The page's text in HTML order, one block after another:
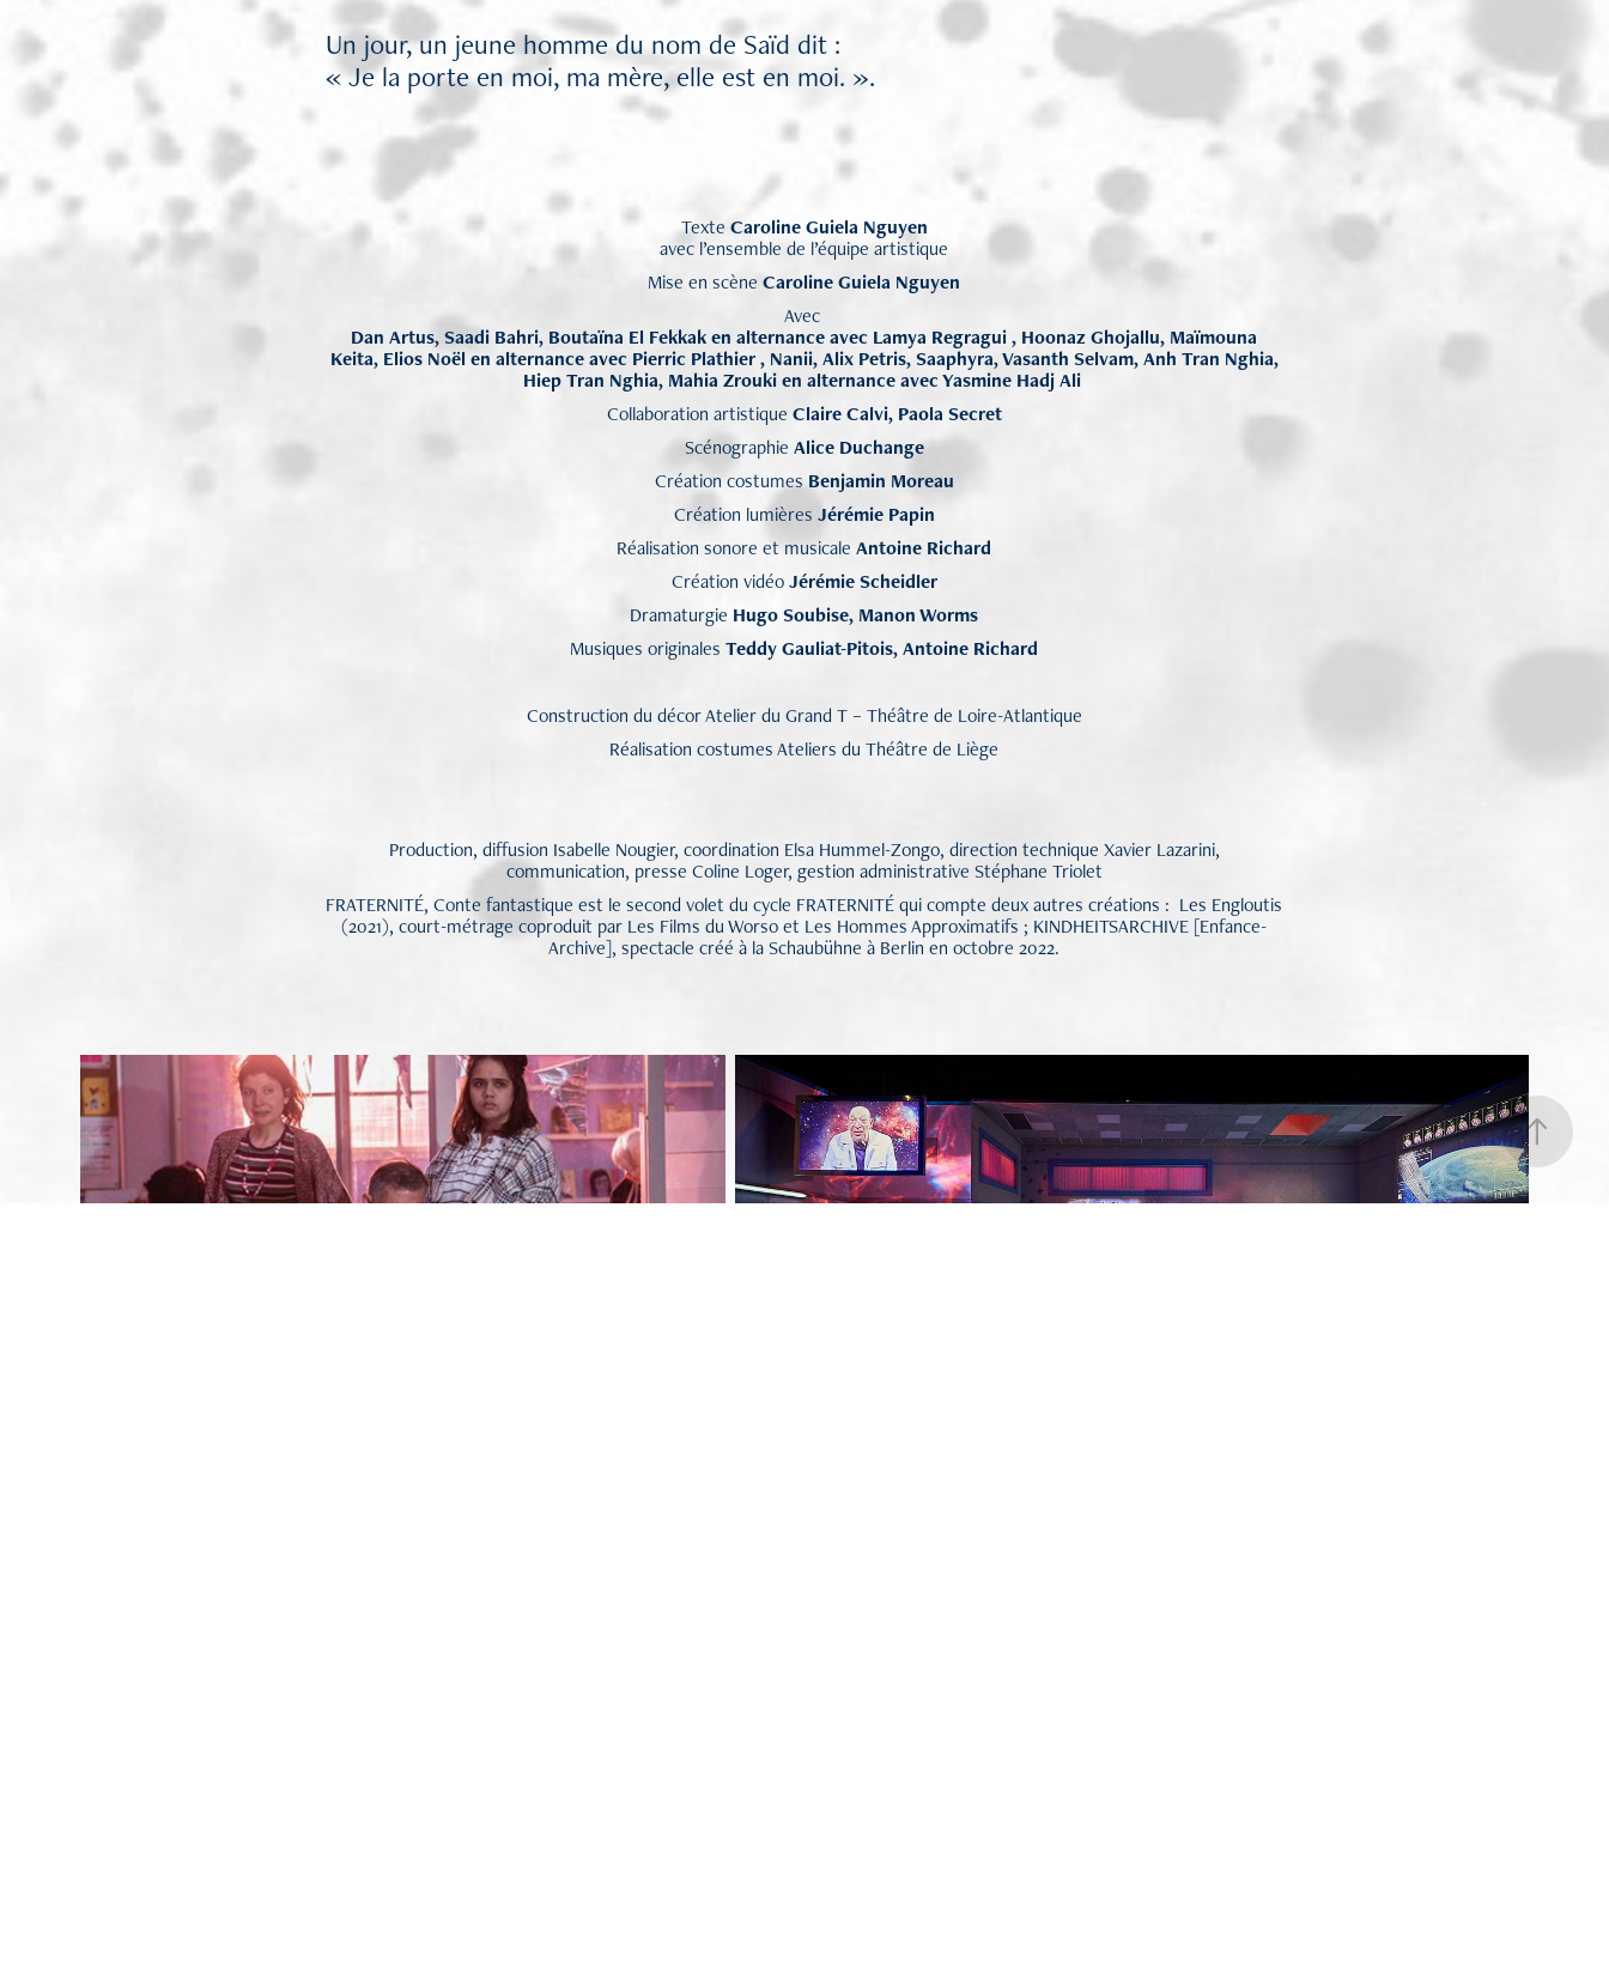
Un jour, un jeune homme du nom de Saïd dit :
« Je la porte en moi, ma mère, elle est en moi. ».
Texte Caroline Guiela Nguyen
avec l’ensemble de l’équipe artistique
Mise en scèneCaroline Guiela Nguyen
Avec
Dan Artus, Saadi Bahri, Boutaïna El Fekkak en alternance avec Lamya Regragui , Hoonaz Ghojallu, Maïmouna
Keita, Elios Noël en alternance avec Pierric Plathier , Nanii, Alix Petris, Saaphyra, Vasanth Selvam, Anh Tran Nghia,
Hiep Tran Nghia, Mahia Zrouki en alternance avec Yasmine Hadj Ali
Collaboration artistique Claire Calvi, Paola Secret
Scénographie Alice Duchange
Création costumes Benjamin Moreau
Création lumières Jérémie Papin
Réalisation sonore et musicaleAntoine Richard
Création vidéoJérémie Scheidler
Dramaturgie Hugo Soubise, Manon Worms
Musiques originalesTeddy Gauliat-Pitois, Antoine Richard
Construction du décor Atelier du Grand T – Théâtre de Loire-Atlantique
Réalisation costumes Ateliers du Théâtre de Liège
Production, diffusion Isabelle Nougier, coordination Elsa Hummel-Zongo, direction technique Xavier Lazarini,
communication, presse Coline Loger, gestion administrative Stéphane Triolet
FRATERNITÉ, Conte fantastique est le second volet du cycle FRATERNITÉ qui compte deux autres créations : Les Engloutis
(2021), court-métrage coproduit par Les Films du Worso et Les Hommes Approximatifs ; KINDHEITSARCHIVE [Enfance-
Archive], spectacle créé à la Schaubühne à Berlin en octobre 2022.